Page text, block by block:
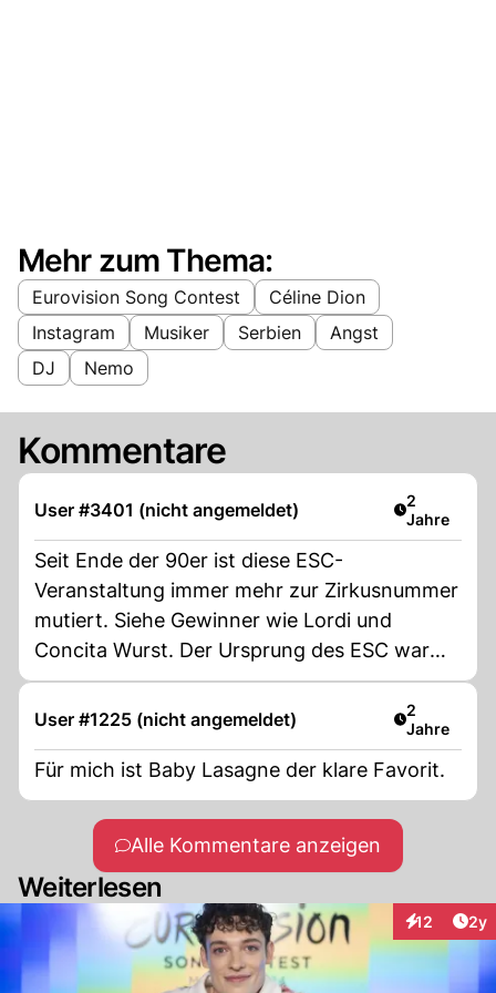
Mehr zum Thema:
Eurovision Song Contest
Céline Dion
Instagram
Musiker Serbien
Angst
DJ
Nemo
Kommentare
User #3401 (nicht angemeldet) Artikel
2
Jahre
Seit Ende der 90er ist diese ESC-
Veranstaltung immer mehr zur Zirkusnummer
mutiert. Siehe Gewinner wie Lordi und
Concita Wurst. Der Ursprung des ESC war
mal die Präsentation der landestypischen
Folklore in den jeweiligen Sprachen.
Mittlerweile werden beinahe alle Songs von
Paradiesvögel und Clowns in schlechtem
Englisch aus den Kehlen gequält und alles
klingt etwa gleich. Aber zusehen ist ja zum
Glück noch freiwillig^^
User #1225 (nicht angemeldet) Artikel
2
Jahre
Für mich ist Baby Lasagne der klare Favorit.
Alle Kommentare anzeigen
Weiterlesen
12 2y